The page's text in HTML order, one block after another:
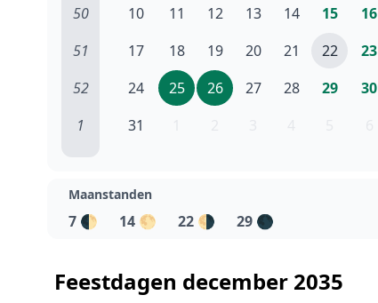
50
10 11 12 13 14 15
16
51
17 18 19 20 21 22
23
52
24 25 26 27 28 29
30
1
31
Maanstanden
7 🌓 14 🌕 22 🌗 29 🌑
Feestdagen december 2035